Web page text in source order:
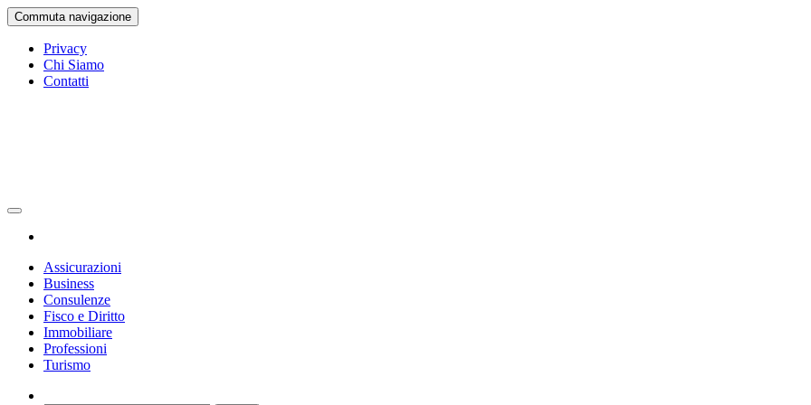
Vai
al
contenuto
Commuta navigazione
Privacy
Chi Siamo
Contatti
Gazetta Ufficiale
Assicurazioni
Business
Consulenze
Fisco e Diritto
Immobiliare
Professioni
Turismo